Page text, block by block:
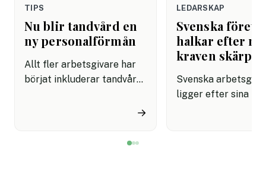
TIPS
Nu blir tandvård en
ny personalförmån
Allt fler arbetsgivare har
börjat inkluderar tandvård i
→
LEDARSKAP
Svenska
halkar efter
kraven skärps
Svenska
ligger efter sina